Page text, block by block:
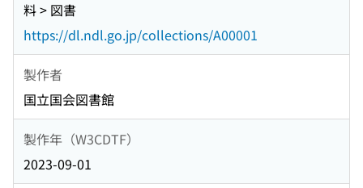
料 > 図書
https://dl.ndl.go.jp/collections/A00001
製作者
国立国会図書館
製作年（W3CDTF）
2023-09-01